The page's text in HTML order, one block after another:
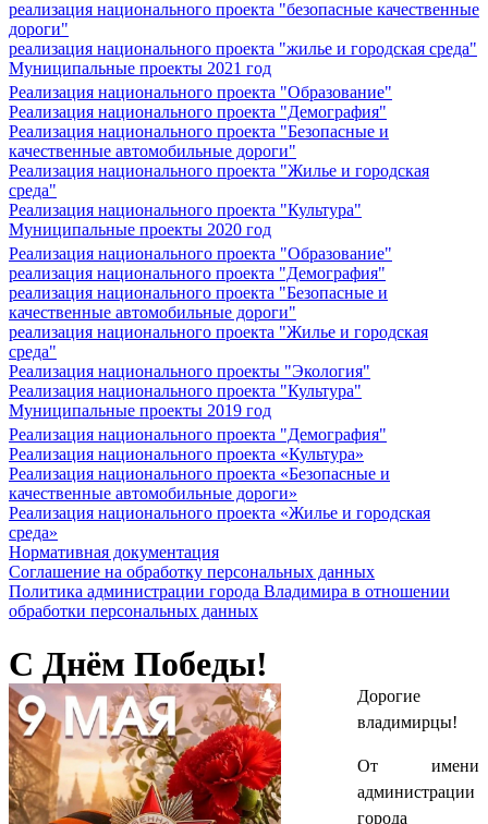
реализация национального проекта "безопасные качественные
дороги"
реализация национального проекта "жилье и городская среда"
Муниципальные проекты 2021 год
Реализация национального проекта "Образование"
Реализация национального проекта "Демография"
Реализация национального проекта "Безопасные и
качественные автомобильные дороги"
Реализация национального проекта "Жилье и городская
среда"
Реализация национального проекта "Культура"
Муниципальные проекты 2020 год
Реализация национального проекта "Образование"
реализация национального проекта "Демография"
реализация национального проекта "Безопасные и
качественные автомобильные дороги"
реализация национального проекта "Жилье и городская
среда"
Реализация национального проекты "Экология"
Реализация национального проекта "Культура"
Муниципальные проекты 2019 год
Реализация национального проекта "Демография"
Реализация национального проекта «Культура»
Реализация национального проекта «Безопасные и
качественные автомобильные дороги»
Реализация национального проекта «Жилье и городская
среда»
Нормативная документация
Соглашение на обработку персональных данных
Политика администрации города Владимира в отношении
обработки персональных данных
С Днём Победы!
Дорогие
владимирцы!
От имени
администрации
города